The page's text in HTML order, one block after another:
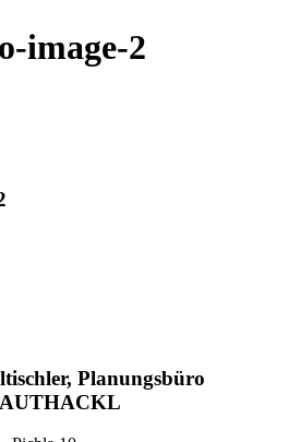
image-2
Planungsbüro